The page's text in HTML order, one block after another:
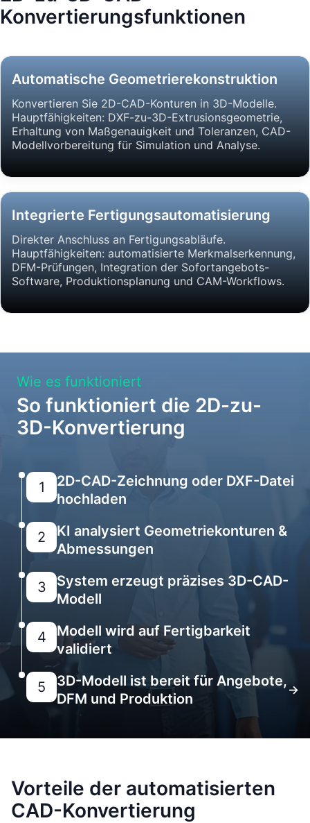
Konvertierungsfunktionen
Automatische Geometrierekonstruktion
Konvertieren Sie 2D-CAD-Konturen in 3D-Modelle.
Hauptfähigkeiten: DXF-zu-3D-Extrusionsgeometrie,
Erhaltung von Maßgenauigkeit und Toleranzen, CAD-
Modellvorbereitung für Simulation und Analyse.
Integrierte Fertigungsautomatisierung
Direkter Anschluss an Fertigungsabläufe.
Hauptfähigkeiten: automatisierte Merkmalserkennung,
DFM-Prüfungen, Integration der Sofortangebots-
Software, Produktionsplanung und CAM-Workflows.
1
2D-CAD-Zeichnung oder DXF-Datei
hochladen
2
KI analysiert Geometriekonturen &
Abmessungen
3
System erzeugt präzises 3D-CAD-
Modell
4
Modell wird auf Fertigbarkeit
validiert
5
3D-Modell ist bereit für Angebote,
DFM und Produktion
→
Wie es funktioniert
So funktioniert die 2D-zu-
3D-Konvertierung
Vorteile der automatisierten
CAD-Konvertierung